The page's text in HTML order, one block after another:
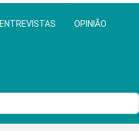
ENTREVISTAS OPINIÃO